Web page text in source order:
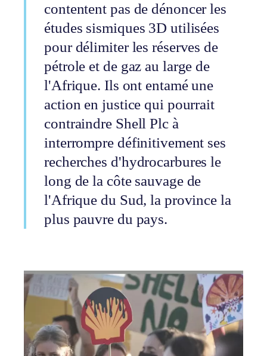
contentent pas de dénoncer les
études sismiques 3D utilisées
pour délimiter les réserves de
pétrole et de gaz au large de
l'Afrique. Ils ont entamé une
action en justice qui pourrait
contraindre Shell Plc à
interrompre définitivement ses
recherches d'hydrocarbures le
long de la côte sauvage de
l'Afrique du Sud, la province la
plus pauvre du pays.